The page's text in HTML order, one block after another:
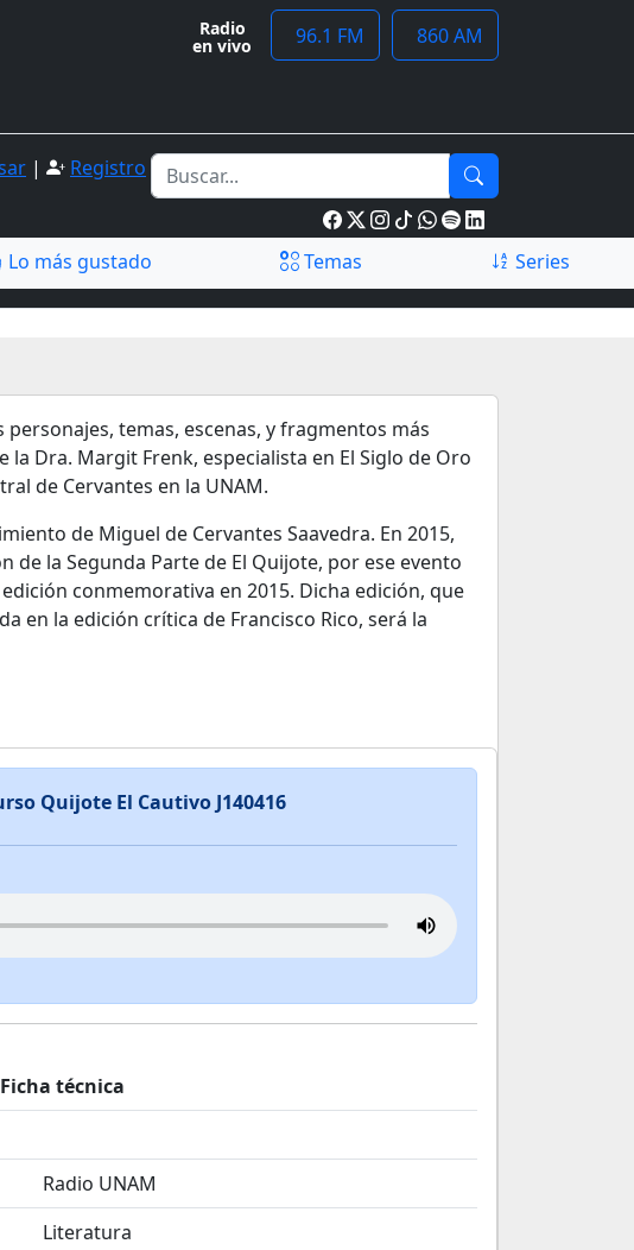
Radio
en vivo 96.1 FM 860 AM
| Registro
Lo más gustado Temas Series
temas, escenas, y fragmentos más
Dra. Margit Frenk, especialista en El Siglo de Oro
de Cervantes en la UNAM.
de Miguel de Cervantes Saavedra. En 2015,
de la Segunda Parte de El Quijote, por ese evento
conmemorativa en 2015. Dicha edición, que
en la edición crítica de Francisco Rico, será la
Quijote El Cautivo J140416
Ficha técnica
Radio UNAM
Literatura